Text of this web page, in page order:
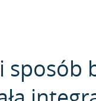
sposób